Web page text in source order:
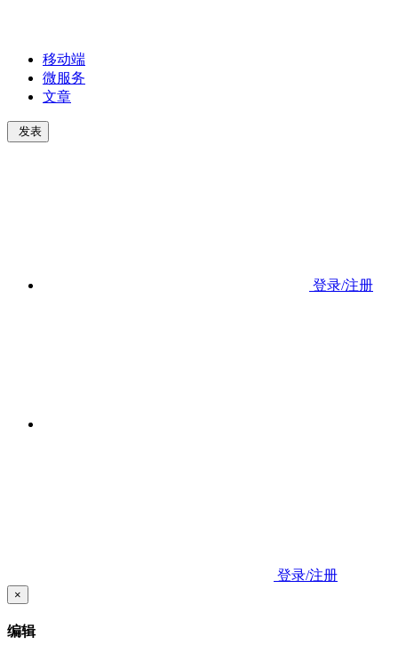
移动端
微服务
文章
发表
登录/注册
登录/注册
×
编辑